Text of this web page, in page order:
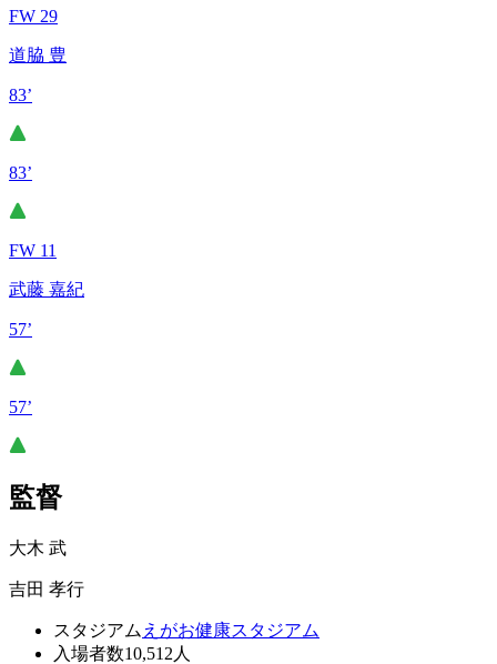
FW 29
道脇 豊
83’
83’
FW 11
武藤 嘉紀
57’
57’
監督
大木 武
吉田 孝行
スタジアム えがお健康スタジアム
入場者数10,512人